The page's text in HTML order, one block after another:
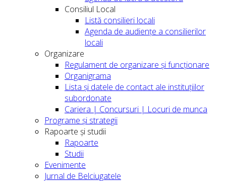
Consiliul Local
Listă consilieri locali
Agenda de audiențe a consilierilor
locali
Organizare
Regulament de organizare și funcționare
Organigrama
Lista și datele de contact ale instituțiilor
subordonate
Cariera | Concursuri | Locuri de munca
Programe și strategii
Rapoarte și studii
Rapoarte
Studii
Evenimente
Jurnal de Belciugatele